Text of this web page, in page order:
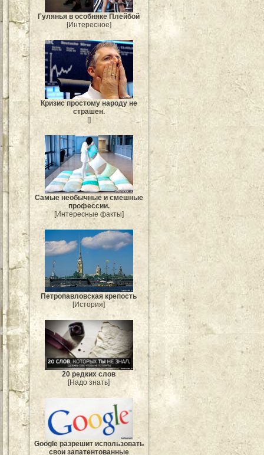
Гулянья в особняке Плейбой
[Интересное]
Кризис простому народу не
страшен.
[]
Самые необычные и смешные
профессии.
[Интересные факты]
Петропавловская крепость
[История]
20 редких слов
[Надо знать]
Google разрешит использовать
свои запатентованные